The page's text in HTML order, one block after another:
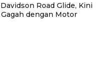
Road Glide, Kini
dengan Motor